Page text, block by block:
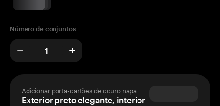
Número de conjuntos
Adicionar porta-cartões de couro napa
Exterior preto elegante, interior